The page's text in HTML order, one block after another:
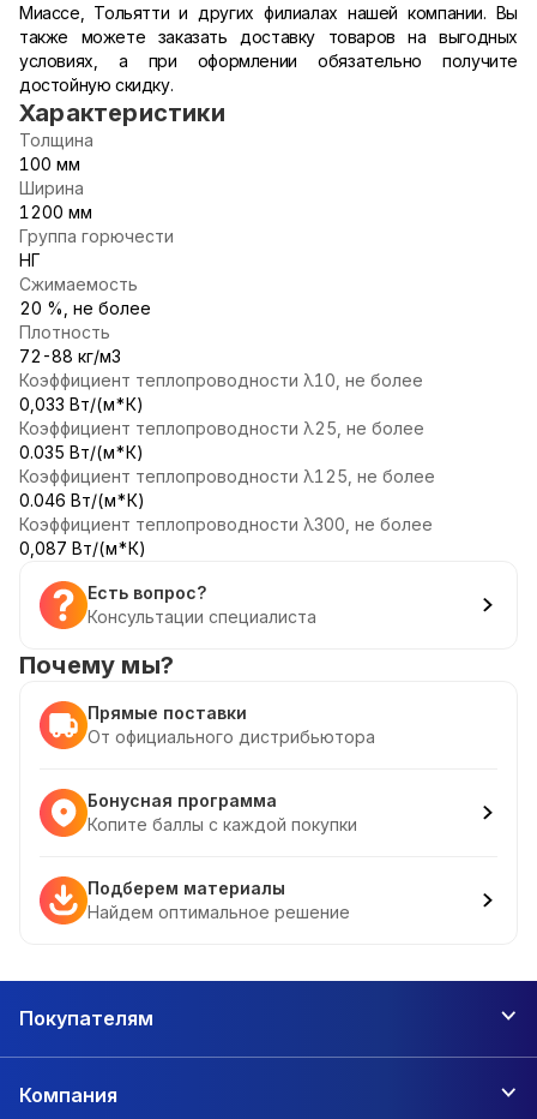
Миассе, Тольятти и других филиалах нашей компании. Вы
также можете заказать доставку товаров на выгодных
условиях, а при оформлении обязательно получите
достойную скидку.
Характеристики
Толщина
100 мм
Ширина
1200 мм
Группа горючести
НГ
Сжимаемость
20 %, не более
Плотность
72-88 кг/м3
Коэффициент теплопроводности λ10, не более
0,033 Вт/(м*К)
Коэффициент теплопроводности λ25, не более
0.035 Вт/(м*К)
Коэффициент теплопроводности λ125, не более
0.046 Вт/(м*К)
Коэффициент теплопроводности λ300, не более
0,087 Вт/(м*К)
Есть вопрос?
Консультации специалиста
Почему мы?
Прямые поставки
От официального дистрибьютора
Бонусная программа
Копите баллы с каждой покупки
Подберем материалы
Найдем оптимальное решение
Покупателям
Компания